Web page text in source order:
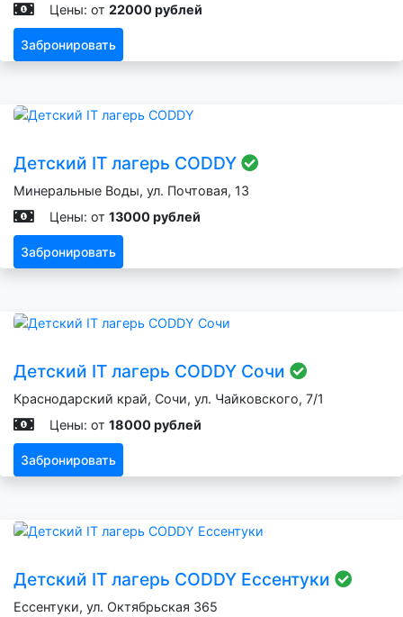
Цены: от 22000 рублей
Забронировать
Детский IT лагерь CODDY
Минеральные Воды, ул. Почтовая, 13
Цены: от 13000 рублей
Забронировать
Детский IT лагерь CODDY Сочи
Краснодарский край, Сочи, ул. Чайковского, 7/1
Цены: от 18000 рублей
Забронировать
Детский IT лагерь CODDY Ессентуки
Ессентуки, ул. Октябрьская 365